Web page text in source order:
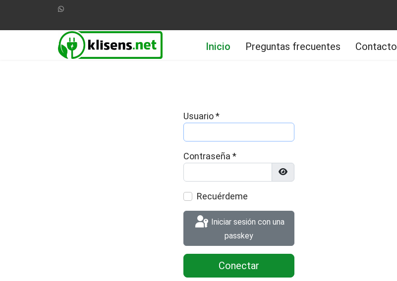
Inicio Preguntas frecuentes Contacto
Usuario*
Contraseña *
Mostrar contraseña
Recuérdeme
passkey
Conectar